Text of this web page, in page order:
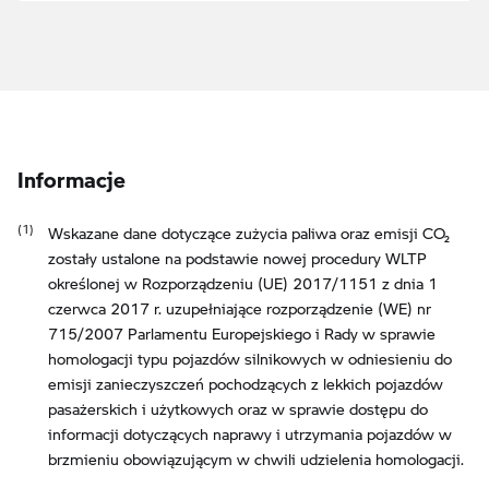
Informacje
Wskazane dane dotyczące zużycia paliwa oraz emisji CO₂
zostały ustalone na podstawie nowej procedury WLTP
określonej w Rozporządzeniu (UE) 2017/1151 z dnia 1
czerwca 2017 r. uzupełniające rozporządzenie (WE) nr
715/2007 Parlamentu Europejskiego i Rady w sprawie
homologacji typu pojazdów silnikowych w odniesieniu do
emisji zanieczyszczeń pochodzących z lekkich pojazdów
pasażerskich i użytkowych oraz w sprawie dostępu do
informacji dotyczących naprawy i utrzymania pojazdów w
brzmieniu obowiązującym w chwili udzielenia homologacji.